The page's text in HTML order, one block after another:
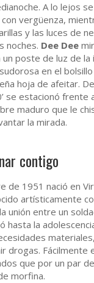
A lo lejos
vergüenza,
y las luces de
noches. Dee Dee
poste de luz de
en el
hoja de afeitar.
se estacionó
maduro que le
la mirada.
contigo
de 1951 nació en
artísticamente
unión entre un
hasta la
drogas. Fácilmente
que por un par
morfina.